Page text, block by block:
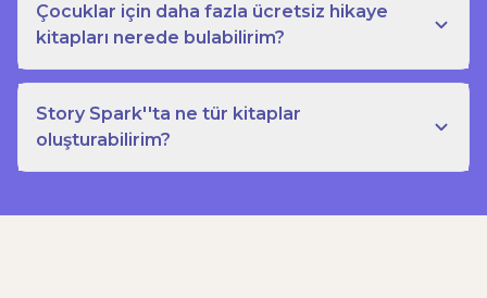
Çocuklar için daha fazla ücretsiz hikaye
kitapları nerede bulabilirim?
Story Spark''ta ne tür kitaplar
oluşturabilirim?